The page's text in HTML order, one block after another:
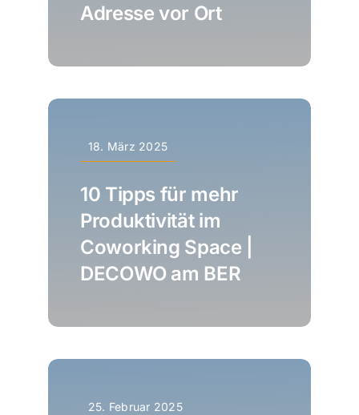
Adresse vor Ort
18. März 2025
10 Tipps für mehr
Produktivität im
Coworking Space |
DECOWO am BER
25. Februar 2025